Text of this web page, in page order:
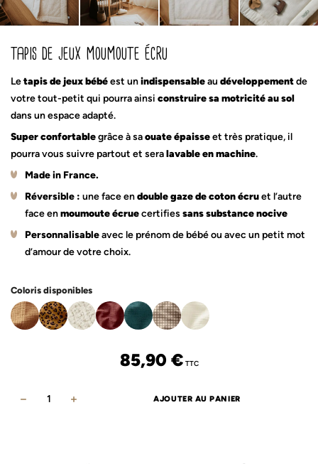
tapis de jeux moumoute écru
Letapis de jeux bébéest unindispensableau développementde
votre tout-petit qui pourra ainsi construire sa motricité au sol
dans un espace adapté.
Super confortablegrâce à saouate épaisseet très pratique, il
pourra vous suivre partout et seralavable en machine.
Made in France.
Réversible : une face endouble gaze de coton écruet l’autre
face enmoumoute écruecertifies sans substance nocive
Personnalisableavec le prénom de bébé ou avec un petit mot
d’amour de votre choix.
Coloris disponibles
85,90 € TTC
AJOUTER AU PANIER